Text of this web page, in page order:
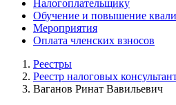
Налогоплательщику
Обучение и повышение
Мероприятия
Оплата членских взносов
Реестры
Реестр налоговых
Ваганов Ринат Вавильевич